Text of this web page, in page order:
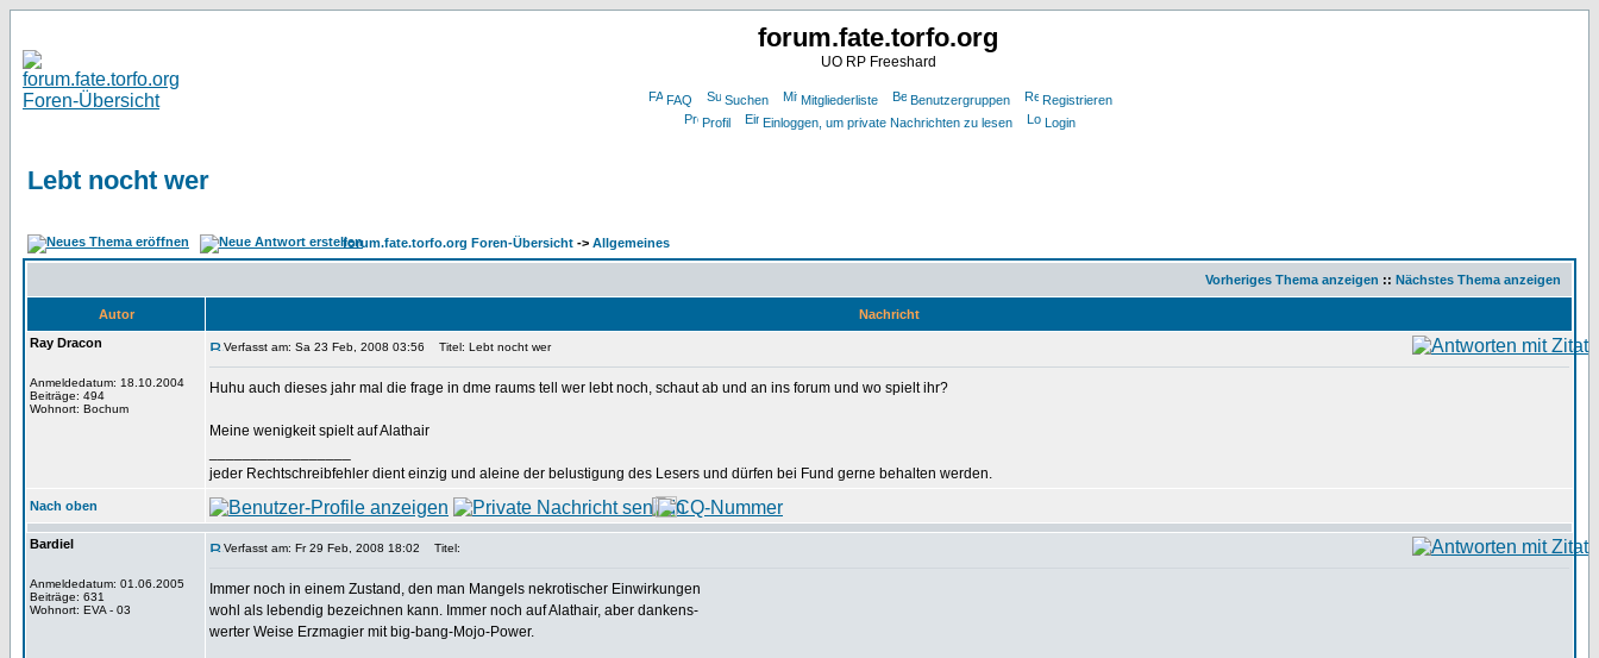
forum.fate.torfo.org
UO RP Freeshard
FAQ Suchen Mitgliederliste Benutzergruppen
Registrieren
Profil
Einloggen, um private Nachrichten zu lesen Login
Lebt nocht wer
forum.fate.torfo.org Foren-Übersicht -> Allgemeines
Vorheriges Thema anzeigen :: Nächstes Thema anzeigen
Autor
Nachricht
Ray Dracon
Anmeldedatum: 18.10.2004
Beiträge: 494
Wohnort: Bochum
Verfasst am: Sa 23 Feb, 2008 03:56 Titel: Lebt nocht wer
Huhu auch dieses jahr mal die frage in dme raums tell wer lebt noch, schaut ab und an ins forum und wo spielt ihr?
Meine wenigkeit spielt auf Alathair
jeder Rechtschreibfehler dient einzig und aleine der belustigung des Lesers und dürfen bei Fund gerne behalten werden.
Nach oben
Bardiel
Anmeldedatum: 01.06.2005
Beiträge: 631
Wohnort: EVA - 03
Verfasst am: Fr 29 Feb, 2008 18:02 Titel:
Immer noch in einem Zustand, den man Mangels nekrotischer Einwirkungen
wohl als lebendig bezeichnen kann. Immer noch auf Alathair, aber dankens-
werter Weise Erzmagier mit big-bang-Mojo-Power.